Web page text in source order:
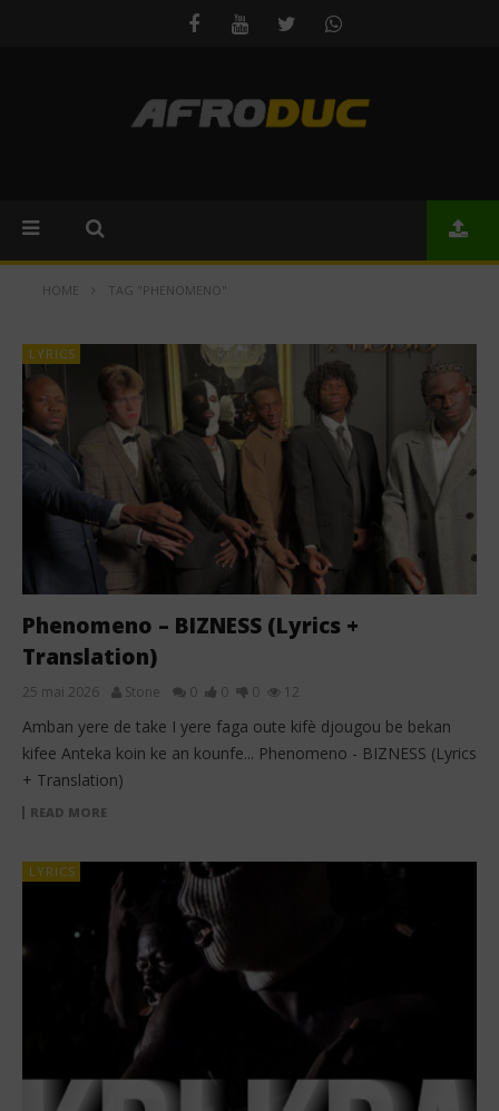
HOME TAG "PHENOMENO"
LYRICS
Phenomeno – BIZNESS (Lyrics +
Translation)
25 mai 2026 Stone 0 0 0 12
Amban yere de take I yere faga oute kifè djougou be bekan
kifee Anteka koin ke an kounfe... Phenomeno - BIZNESS (Lyrics
+ Translation)
READ MORE
LYRICS